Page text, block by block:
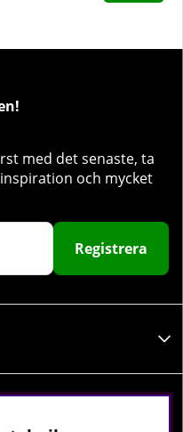
med det senaste, ta
och mycket
Registrera